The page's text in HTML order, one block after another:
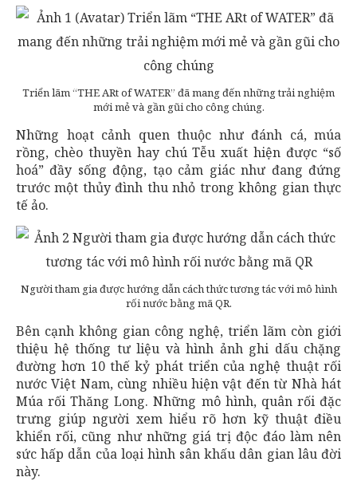
Triển lãm “THE ARt of WATER” đã mang đến những trải nghiệm
mới mẻ và gần gũi cho công chúng.
Những hoạt cảnh quen thuộc như đánh cá, múa
rồng, chèo thuyền hay chú Tễu xuất hiện được “số
hoá” đầy sống động, tạo cảm giác như đang đứng
trước một thủy đình thu nhỏ trong không gian thực
tế ảo.
Người tham gia được hướng dẫn cách thức tương tác với mô hình
rối nước bằng mã QR.
Bên cạnh không gian công nghệ, triển lãm còn giới
thiệu hệ thống tư liệu và hình ảnh ghi dấu chặng
đường hơn 10 thế kỷ phát triển của nghệ thuật rối
nước Việt Nam, cùng nhiều hiện vật đến từ Nhà hát
Múa rối Thăng Long. Những mô hình, quân rối đặc
trưng giúp người xem hiểu rõ hơn kỹ thuật điều
khiển rối, cũng như những giá trị độc đáo làm nên
sức hấp dẫn của loại hình sân khấu dân gian lâu đời
này.